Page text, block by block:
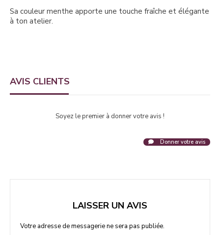
Sa couleur menthe apporte une touche fraîche et élégante
à ton atelier.
AVIS CLIENTS
Soyez le premier à donner votre avis !
Donner votre avis
LAISSER UN AVIS
Votre adresse de messagerie ne sera pas publiée.